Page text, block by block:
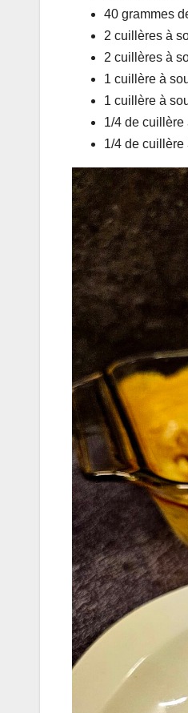
40 grammes
2 cuillères à
2 cuillères à
1 cuillère à
1 cuillère à
1/4 de
1/4 de cuillère